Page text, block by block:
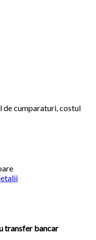
de cumparaturi, costul
transfer bancar